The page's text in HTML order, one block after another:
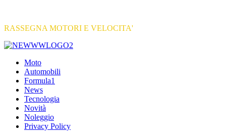
RASSEGNA MOTORI E VELOCITA'
Primary
Moto
Automobili
Formula1
News
Tecnologia
Novità
Noleggio
Privacy Policy